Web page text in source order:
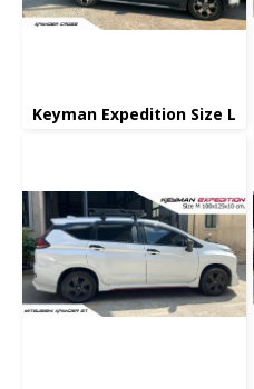
Keyman Expedition Size L